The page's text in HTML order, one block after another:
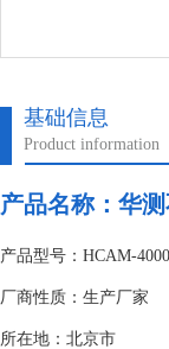
基础信息
Product information
产品名称： 华
产品型号：HCAM-
厂商性质：生产厂家
所在地：北京市